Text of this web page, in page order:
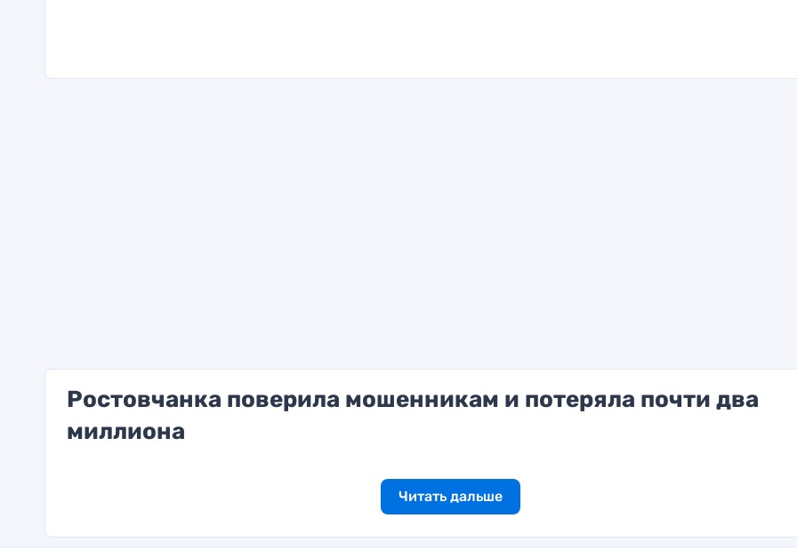
Ростовчанка поверила мошенникам и потеряла почти два
миллиона
Читать дальше